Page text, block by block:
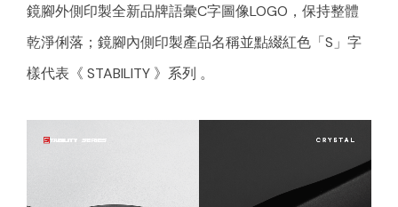
鏡腳外側印製全新品牌語彙C字圖像LOGO，保持整體
乾淨俐落；鏡腳內側印製產品名稱並點綴紅色「S」字
樣代表《 STABILITY 》系列 。